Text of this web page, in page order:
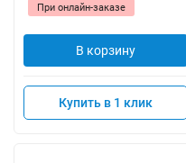
При онлайн-заказе
В корзину
Купить в 1 клик